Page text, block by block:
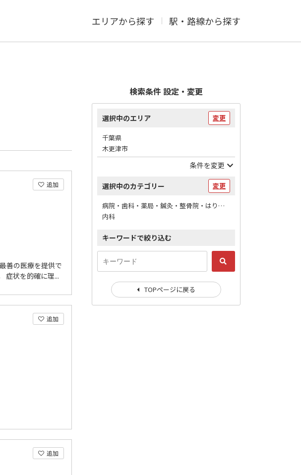
エリアから探す 駅・路線から探す
追加
善の医療を提供で
症状を的確に理...
追加
追加
検索条件 設定・変更
選択中のエリア 変更
千葉県
木更津市
条件を変更
選択中のカテゴリー 変更
病院・歯科・薬局・鍼灸・整骨院・はりマッサージ / 病院
内科
キーワードで絞り込む
TOPページに戻る